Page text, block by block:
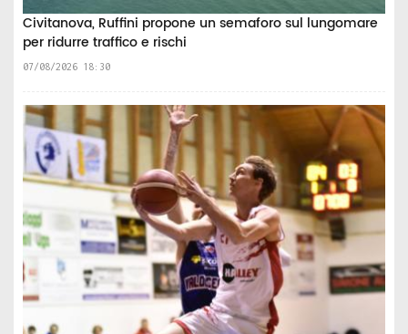
Civitanova, Ruffini propone un semaforo sul lungomare
per ridurre traffico e rischi
07/08/2026 18:30